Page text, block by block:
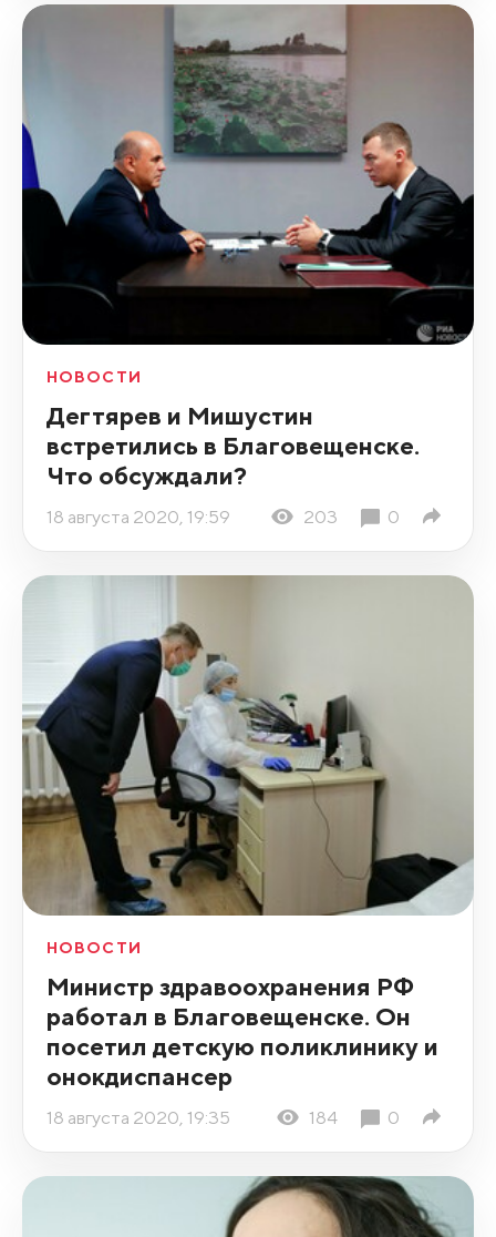
НОВОСТИ
Дегтярев и Мишустин
встретились в Благовещенске.
Что обсуждали?
18 августа 2020, 19:59 203 0
НОВОСТИ
Министр здравоохранения РФ
работал в Благовещенске. Он
посетил детскую поликлинику и
онокдиспансер
18 августа 2020, 19:35 184 0